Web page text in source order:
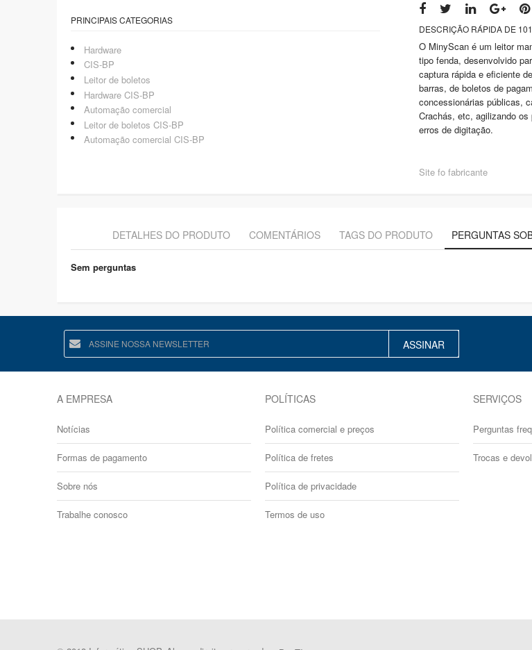
PRINCIPAIS CATEGORIAS
Hardware
CIS-BP
Leitor de boletos
Hardware CIS-BP
Automação comercial
Leitor de boletos CIS-BP
Automação comercial CIS-BP
DESCRIÇÃO RÁPIDA DE
O MinyScan é um leitor
tipo fenda, desenvolvido
captura rápida e eficiente
barras, de boletos de
concessionárias públicas,
Crachás, etc, agilizando
erros de digitação.
Site fo fabricante
DETALHES DO PRODUTO COMENTÁRIOS TAGS DO PRODUTO PERGUNTAS
Sem perguntas
ASSINAR
A EMPRESA
Notícias
Formas de pagamento
Sobre nós
Trabalhe conosco
POLÍTICAS
Política comercial e preços
Política de fretes
Política de privacidade
Termos de uso
SERVIÇOS
Perguntas
Trocas e